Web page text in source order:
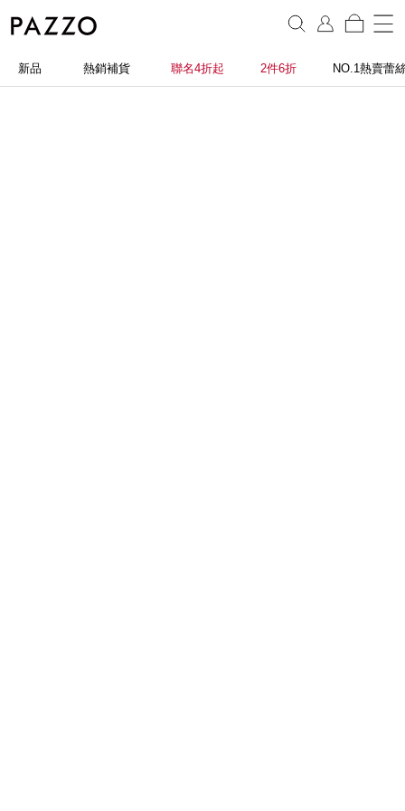
新品 熱銷補貨 聯名4折起 2件6折 NO.1熱賣蕾